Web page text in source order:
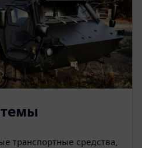
транспортные средства,